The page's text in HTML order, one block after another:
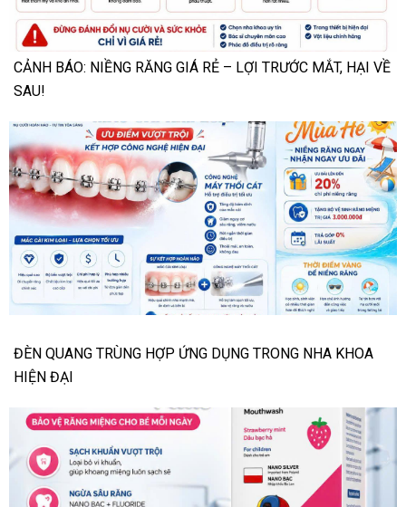
CẢNH BÁO: NIỀNG RĂNG GIÁ RẺ – LỢI TRƯỚC MẮT, HẠI VỀ
SAU!
ĐÈN QUANG TRÙNG HỢP ỨNG DỤNG TRONG NHA KHOA
HIỆN ĐẠI